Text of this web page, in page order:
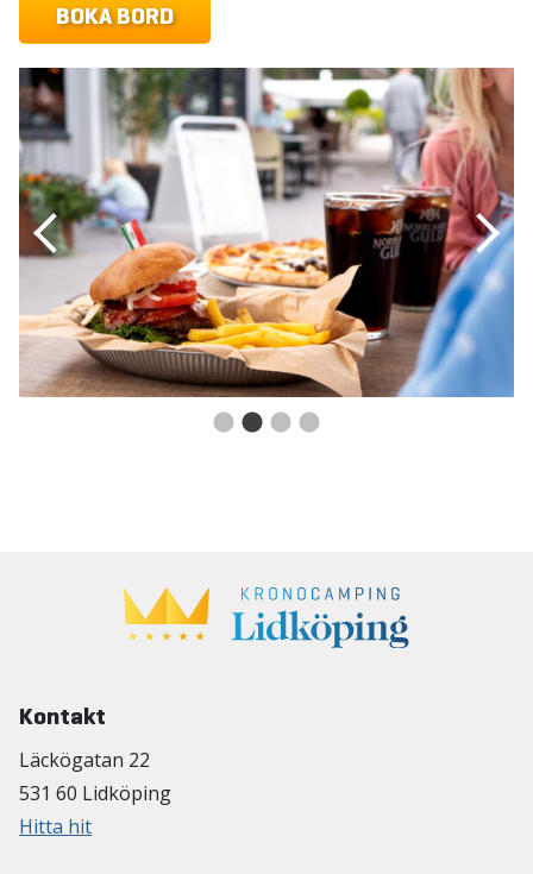
BOKA BORD
Kontakt
Läckögatan 22
531 60 Lidköping
Hitta hit